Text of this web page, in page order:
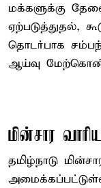
மக்களுக்கு
ஏற்படுத்துதல்,
தொடர்பாக
ஆய்வு
மின்சார
தமிழ்நாடு